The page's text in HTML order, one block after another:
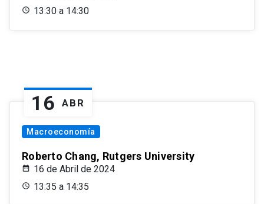
13:30 a 14:30
16 ABR
Macroeconomía
Roberto Chang, Rutgers University
16 de Abril de 2024
13:35 a 14:35